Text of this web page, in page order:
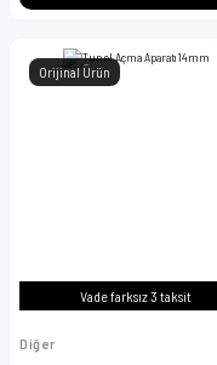
Orijinal Ürün
Vade farksız 3 taksit
Diğer